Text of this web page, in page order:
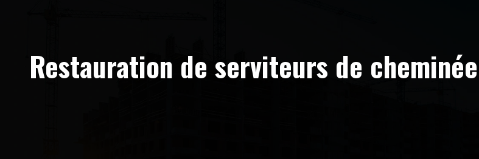
Restauration de serviteurs de